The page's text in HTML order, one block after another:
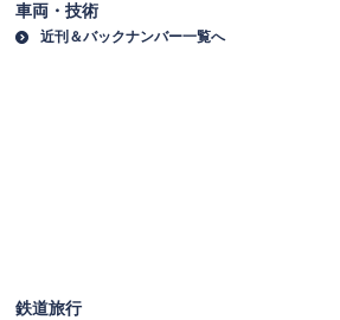
車両・技術
近刊＆バックナンバー一覧へ
鉄道旅行